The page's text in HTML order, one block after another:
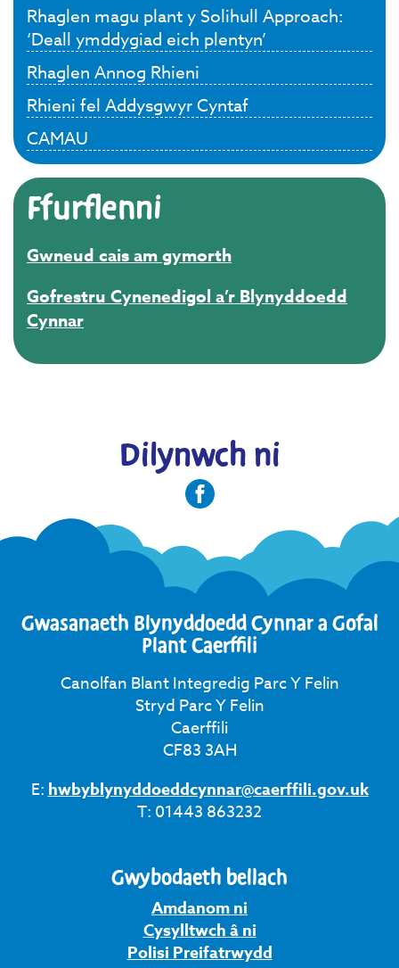
Rhaglen magu plant y Solihull Approach:
‘Deall ymddygiad eich plentyn’
Rhaglen Annog Rhieni
Rhieni fel Addysgwyr Cyntaf
CAMAU
Ffurflenni
Gwneud cais am gymorth
Gofrestru Cynenedigol a’r Blynyddoedd
Cynnar
Dilynwch ni
Gwasanaeth Blynyddoedd Cynnar a Gofal
Plant Caerffili
Canolfan Blant Integredig Parc Y Felin
Stryd Parc Y Felin
Caerffili
CF83 3AH
E:hwbyblynyddoeddcynnar@caerffili.gov.uk
T: 01443 863232
Gwybodaeth bellach
Amdanom ni
Cysylltwch â ni
Polisi Preifatrwydd